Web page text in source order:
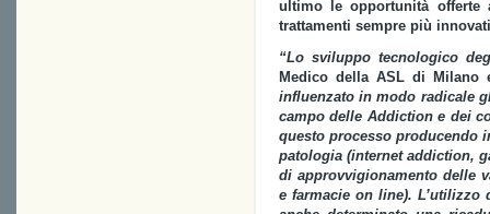
ultimo le opportunità offerte
trattamenti sempre più
“Lo sviluppo tecnologico
Medico della ASL di Milano
influenzato in modo radicale
campo delle Addiction e dei
questo processo producendo
patologia (internet addiction,
di approvvigionamento delle
e farmacie on line).